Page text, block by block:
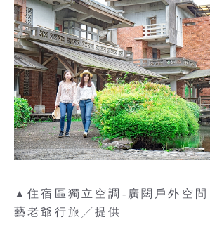
▲住宿區獨立空調-廣闊戶外空
藝老爺行旅╱提供